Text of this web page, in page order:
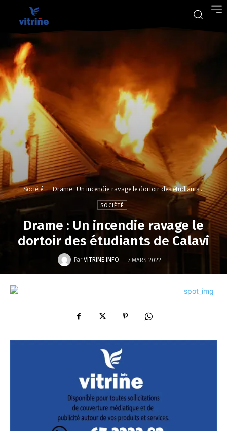
Société Drame : Un incendie ravage le dortoir des étudiants...
SOCIÉTÉ
Drame : Un incendie ravage le
dortoir des étudiants de Calavi
Par VITRINE INFO - 7 MARS 2022